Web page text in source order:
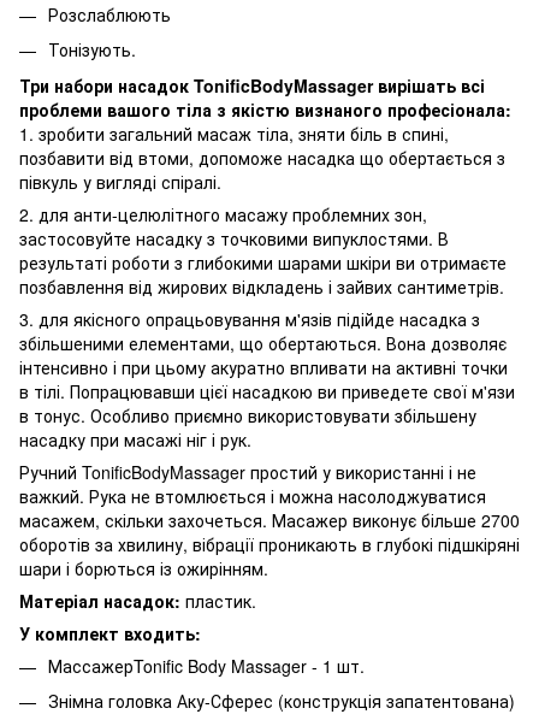
Розслаблюють
Тонізують.
Три набори насадок TonificBodyMassager вирішать всі
проблеми вашого тіла з якістю визнаного професіонала:
1. зробити загальний масаж тіла, зняти біль в спині,
позбавити від втоми, допоможе насадка що обертається з
півкуль у вигляді спіралі.
2. для анти-целюлітного масажу проблемних зон,
застосовуйте насадку з точковими випуклостями. В
результаті роботи з глибокими шарами шкіри ви отримаєте
позбавлення від жирових відкладень і зайвих сантиметрів.
3. для якісного опрацьовування м'язів підійде насадка з
збільшеними елементами, що обертаються. Вона дозволяє
інтенсивно і при цьому акуратно впливати на активні точки
в тілі. Попрацювавши цієї насадкою ви приведете свої м'язи
в тонус. Особливо приємно використовувати збільшену
насадку при масажі ніг і рук.
Ручний TonificBodyMassager простий у використанні і не
важкий. Рука не втомлюється і можна насолоджуватися
масажем, скільки захочеться. Масажер виконує більше 2700
оборотів за хвилину, вібрації проникають в глубокі підшкіряні
шари і борються із ожирінням.
Матеріал насадок: пластик.
У комплект входить:
МассажерTonific Body Massager - 1 шт.
Знімна головка Аку-Сферес (конструкція запатентована)